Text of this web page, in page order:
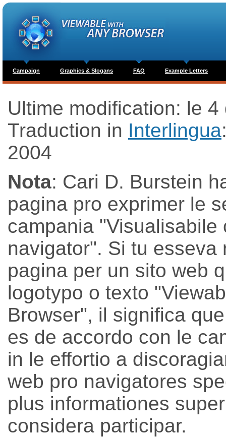
Campaign Graphics & Slogans FAQ Example Letters
Ultime modification: le
Traduction in Interlingua
2004
Nota: Cari D. Burstein
pagina pro exprimer le
campania "Visualisabile
navigator". Si tu esseva
pagina per un sito web
logotypo o texto
Browser", il significa
es de accordo con le
in le effortio a
web pro navigatores
plus informationes
considera participar.